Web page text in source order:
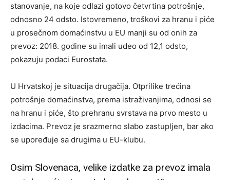
stanovanje, na koje odlazi gotovo četvrtina potrošnje,
odnosno 24 odsto. Istovremeno, troškovi za hranu i piće
u prosečnom domaćinstvu u EU manji su od onih za
prevoz: 2018. godine su imali udeo od 12,1 odsto,
pokazuju podaci Eurostata.
U Hrvatskoj je situacija drugačija. Otprilike trećina
potrošnje domaćinstva, prema istraživanjima, odnosi se
na hranu i piće, što prehranu svrstava na prvo mesto u
izdacima. Prevoz je srazmerno slabo zastupljen, bar ako
se upoređuje sa drugima u EU-klubu.
Osim Slovenaca, velike izdatke za prevoz imala